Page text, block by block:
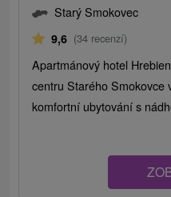
Starý Smokovec
9,6 (34 recenzí)
Apartmánový hotel
centru Starého Smokovce
komfortní ubytování s